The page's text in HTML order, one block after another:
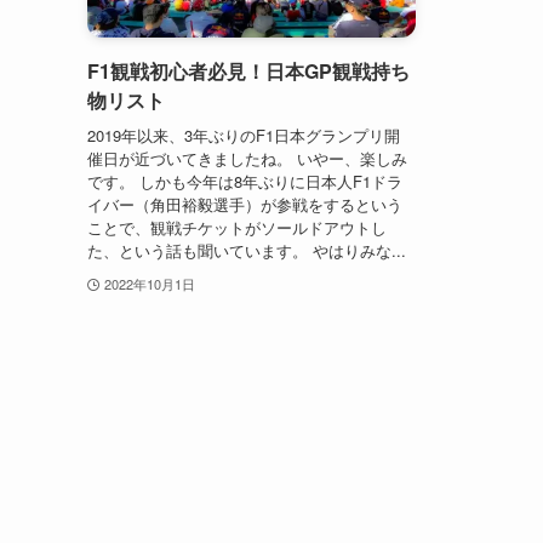
F1観戦初心者必見！日本GP観戦持ち
物リスト
2019年以来、3年ぶりのF1日本グランプリ開
催日が近づいてきましたね。 いやー、楽しみ
です。 しかも今年は8年ぶりに日本人F1ドラ
イバー（角田裕毅選手）が参戦をするという
ことで、観戦チケットがソールドアウトし
た、という話も聞いています。 やはりみな...
2022年10月1日